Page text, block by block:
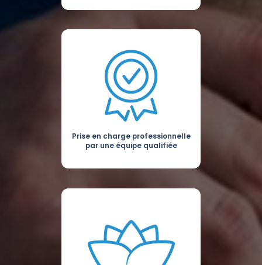
Prise en charge professionnelle
par une équipe qualifiée